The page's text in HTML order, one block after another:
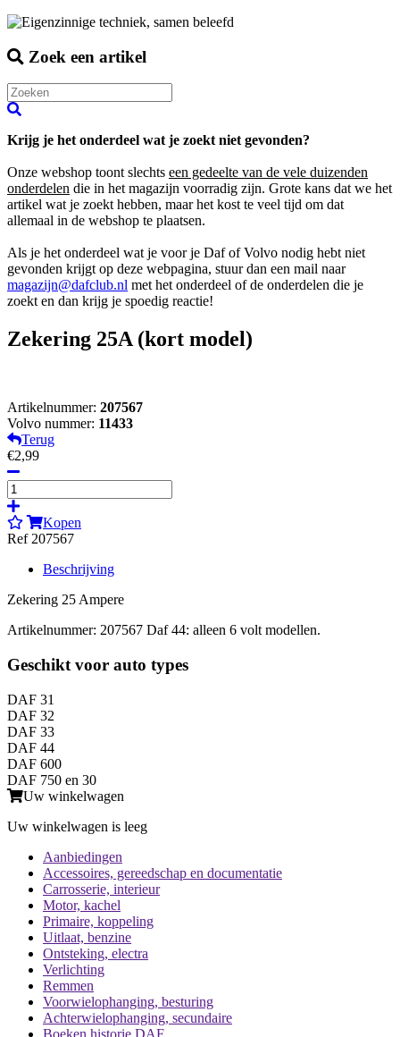
Zoek een artikel
Krijg je het onderdeel wat je zoekt niet gevonden?
Onze webshop toont slechts een gedeelte van de vele duizenden
onderdelen die in het magazijn voorradig zijn. Grote kans dat we het
artikel wat je zoekt hebben, maar het kost te veel tijd om dat
allemaal in de webshop te plaatsen.
Als je het onderdeel wat je voor je Daf of Volvo nodig hebt niet
gevonden krijgt op deze webpagina, stuur dan een mail naar
magazijn@dafclub.nl met het onderdeel of de onderdelen die je
zoekt en dan krijg je spoedig reactie!
Zekering 25A (kort model)
Artikelnummer: 207567
Volvo nummer: 11433
Terug
€2,99
Kopen
Ref 207567
Beschrijving
Zekering 25 Ampere
Artikelnummer: 207567 Daf 44: alleen 6 volt modellen.
Geschikt voor auto types
DAF 31
DAF 32
DAF 33
DAF 44
DAF 600
DAF 750 en 30
Uw winkelwagen
Uw winkelwagen is leeg
Aanbiedingen
Accessoires, gereedschap en documentatie
Carrosserie, interieur
Motor, kachel
Primaire, koppeling
Uitlaat, benzine
Ontsteking, electra
Verlichting
Remmen
Voorwielophanging, besturing
Achterwielophanging, secundaire
Boeken historie DAF